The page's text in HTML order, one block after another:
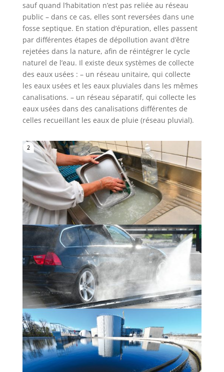
sauf quand l’habitation n’est pas reliée au réseau
public – dans ce cas, elles sont reversées dans une
fosse septique. En station d’épuration, elles passent
par différentes étapes de dépollution avant d’être
rejetées dans la nature, afin de réintégrer le cycle
naturel de l’eau. Il existe deux systèmes de collecte
des eaux usées : – un réseau unitaire, qui collecte
les eaux usées et les eaux pluviales dans les mêmes
canalisations. – un réseau séparatif, qui collecte les
eaux usées dans des canalisations différentes de
celles recueillant les eaux de pluie (réseau pluvial).